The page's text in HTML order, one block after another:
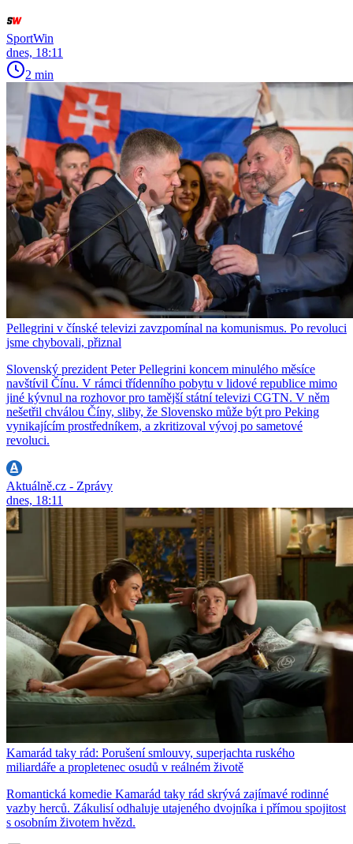
SportWin
dnes, 18:11
2 min
Pellegrini v čínské televizi zavzpomínal na komunismus. Po revoluci
jsme chybovali, přiznal
Slovenský prezident Peter Pellegrini koncem minulého měsíce
navštívil Čínu. V rámci třídenního pobytu v lidové republice mimo
jiné kývnul na rozhovor pro tamější státní televizi CGTN. V něm
nešetřil chválou Číny, sliby, že Slovensko může být pro Peking
vynikajícím prostředníkem, a zkritizoval vývoj po sametové
revoluci.
Aktuálně.cz - Zprávy
dnes, 18:11
Kamarád taky rád: Porušení smlouvy, superjachta ruského
miliardáře a propletenec osudů v reálném životě
Romantická komedie Kamarád taky rád skrývá zajímavé rodinné
vazby herců. Zákulisí odhaluje utajeného dvojníka i přímou spojitost
s osobním životem hvězd.